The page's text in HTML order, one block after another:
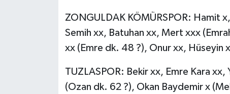
ZONGULDAK KÖMÜRSPOR: Hamit
Semih xx, Batuhan xx, Mert xxx
xx (Emre dk. 48 ?), Onur xx, Hüseyin
TUZLASPOR: Bekir xx, Emre Kara
(Ozan dk. 62 ?), Okan Baydemir x